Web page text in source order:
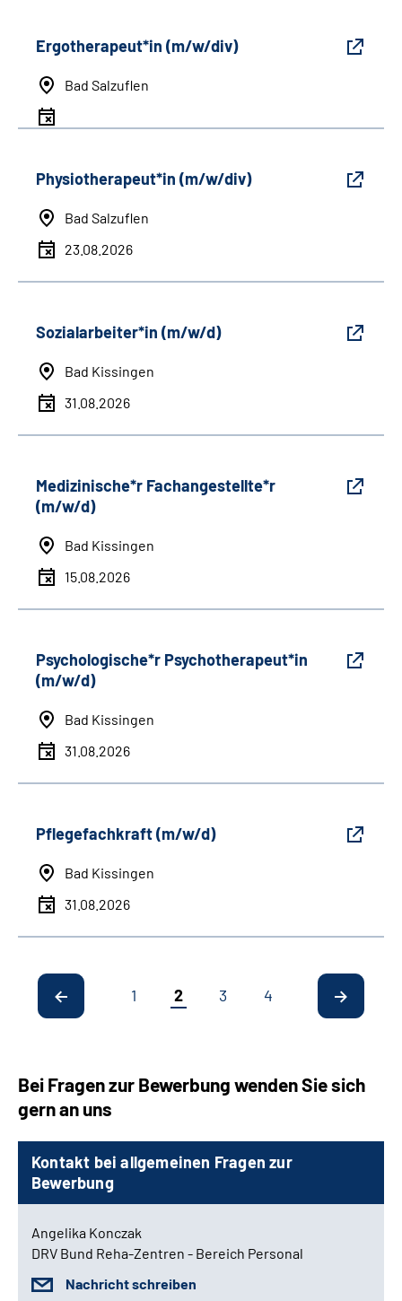
Ergotherapeut*in (m/w/div)
Bad Salzuflen
Physiotherapeut*in (m/w/div)
Bad Salzuflen
23.08.2026
Sozialarbeiter*in (m/w/d)
Bad Kissingen
31.08.2026
Medizinische*r Fachangestellte*r
(m/w/d)
Bad Kissingen
15.08.2026
Psychologische*r Psychotherapeut*in
(m/w/d)
Bad Kissingen
31.08.2026
Pflegefachkraft (m/w/d)
Bad Kissingen
31.08.2026
1 2 3 4
Bei Fragen zur Bewerbung wenden Sie sich
gern an uns
Kontakt bei allgemeinen Fragen zur
Bewerbung
Angelika Konczak
DRV Bund Reha-Zentren - Bereich Personal
Nachricht schreiben